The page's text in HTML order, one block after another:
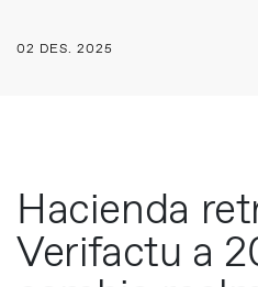
02 DES. 2025
Hacienda
Verifactu a